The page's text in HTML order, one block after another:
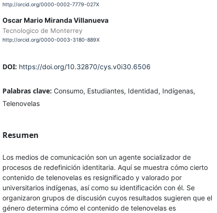
http://orcid.org/0000-0002-7779-027X
Oscar Mario Miranda Villanueva
Tecnologico de Monterrey
http://orcid.org/0000-0003-3180-889X
DOI: https://doi.org/10.32870/cys.v0i30.6506
Palabras clave: Consumo, Estudiantes, Identidad, Indígenas,
Telenovelas
Resumen
Los medios de comunicación son un agente socializador de
procesos de redefinición identitaria. Aquí se muestra cómo cierto
contenido de telenovelas es resignificado y valorado por
universitarios indígenas, así como su identificación con él. Se
organizaron grupos de discusión cuyos resultados sugieren que el
género determina cómo el contenido de telenovelas es